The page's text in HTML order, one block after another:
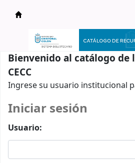
Catálogo en línea
Bienvenido al catálogo de
CECC
Ingrese su usuario institucional
Iniciar sesión
Usuario: